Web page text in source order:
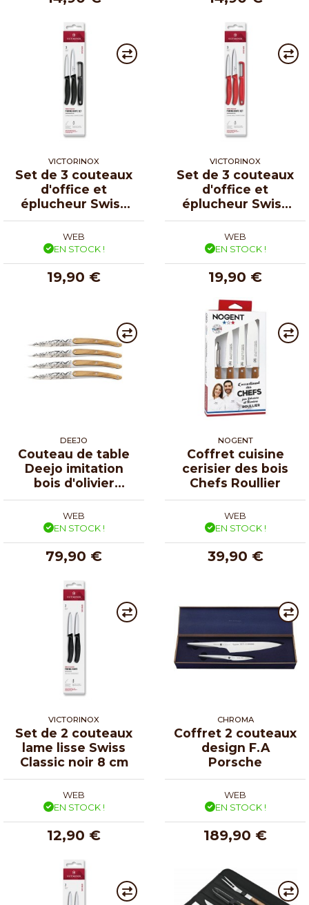
VICTORINOX
Set de 3 couteaux
d'office et
éplucheur Swiss
Classic noir
WEB
EN STOCK !
19,90 €
VICTORINOX
Set de 3 couteaux
d'office et
éplucheur Swiss
Classic rouge
WEB
EN STOCK !
19,90 €
DEEJO
Couteau de table
Deejo imitation
bois d'olivier
Sakura - par 4
WEB
EN STOCK !
79,90 €
NOGENT
Coffret cuisine
cerisier des bois
Chefs Roullier
WEB
EN STOCK !
39,90 €
VICTORINOX
Set de 2 couteaux
lame lisse Swiss
Classic noir 8 cm
WEB
EN STOCK !
12,90 €
CHROMA
Coffret 2 couteaux
design F.A
Porsche
WEB
EN STOCK !
189,90 €